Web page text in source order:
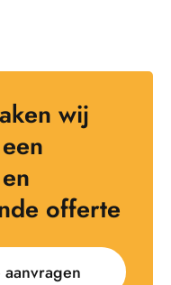
wij
offerte